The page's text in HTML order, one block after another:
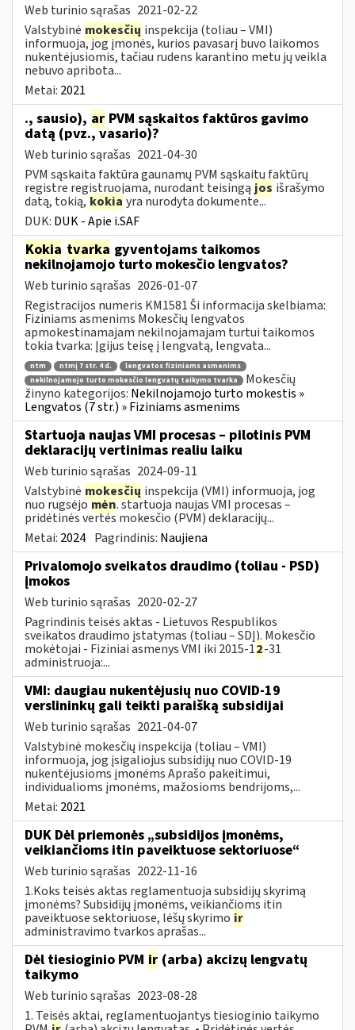
Web turinio sąrašas 2021-02-22
Valstybinė mokesčių inspekcija (toliau – VMI)
informuoja, jog įmonės, kurios pavasarį buvo laikomos
nukentėjusiomis, tačiau rudens karantino metu jų veikla
nebuvo apribota...
Metai: 2021
., sausio), ar PVM sąskaitos faktūros gavimo
datą (pvz., vasario)?
Web turinio sąrašas 2021-04-30
PVM sąskaita faktūra gaunamų PVM sąskaitų faktūrų
registre registruojama, nurodant teisingą jos išrašymo
datą, tokią, kokia yra nurodyta dokumente...
DUK: DUK - Apie i.SAF
Kokia tvarka gyventojams taikomos
nekilnojamojo turto mokesčio lengvatos?
Web turinio sąrašas 2026-01-07
Registracijos numeris KM1581 Ši informacija skelbiama:
Fiziniams asmenims Mokesčių lengvatos
apmokestinamajam nekilnojamajam turtui taikomos
tokia tvarka: Įgijus teisę į lengvatą, lengvata...
ntm ntmį 7 str. 4 d.
lengvatos fiziniams asmenims
nekilnojamojo turto mokesčio lengvatų taikymo tvarka
Mokesčių
žinyno kategorijos: Nekilnojamojo turto mokestis »
Lengvatos (7 str.) » Fiziniams asmenims
Startuoja naujas VMI procesas – pilotinis PVM
deklaracijų vertinimas realiu laiku
Web turinio sąrašas 2024-09-11
Valstybinė mokesčių inspekcija (VMI) informuoja, jog
nuo rugsėjomėn. startuoja naujas VMI procesas –
pridėtinės vertės mokesčio (PVM) deklaracijų...
Metai: 2024 Pagrindinis: Naujiena
Privalomojo sveikatos draudimo (toliau - PSD)
įmokos
Web turinio sąrašas 2020-02-27
Pagrindinis teisės aktas - Lietuvos Respublikos
sveikatos draudimo įstatymas (toliau – SDĮ). Mokesčio
mokėtojai - Fiziniai asmenys VMI iki 2015-12-31
administruoja:...
VMI: daugiau nukentėjusių nuo COVID-19
verslininkų gali teikti paraišką subsidijai
Web turinio sąrašas 2021-04-07
Valstybinė mokesčių inspekcija (toliau – VMI)
informuoja, jog įsigaliojus subsidijų nuo COVID-19
nukentėjusioms įmonėms Aprašo pakeitimui,
individualioms įmonėms, mažosioms bendrijoms,...
Metai: 2021
DUK Dėl priemonės „subsidijos įmonėms,
veikiančioms itin paveiktuose sektoriuose“
Web turinio sąrašas 2022-11-16
1.Koks teisės aktas reglamentuoja subsidijų skyrimą
įmonėms? Subsidijų įmonėms, veikiančioms itin
paveiktuose sektoriuose, lėšų skyrimo ir
administravimo tvarkos aprašas...
Dėl tiesioginio PVM ir (arba) akcizų lengvatų
taikymo
Web turinio sąrašas 2023-08-28
1. Teisės aktai, reglamentuojantys tiesioginio taikymo